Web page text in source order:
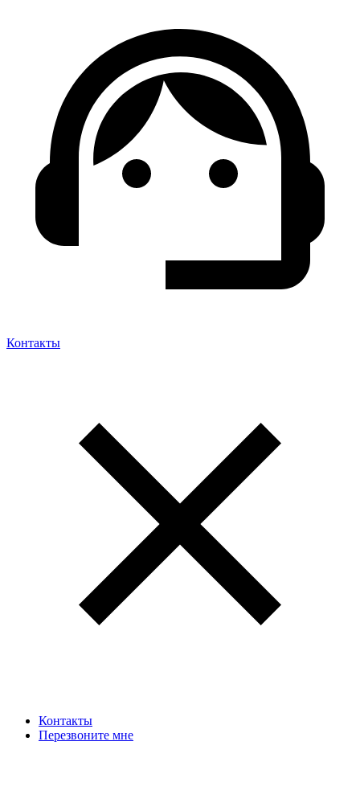
Контакты
Контакты
Перезвоните мне